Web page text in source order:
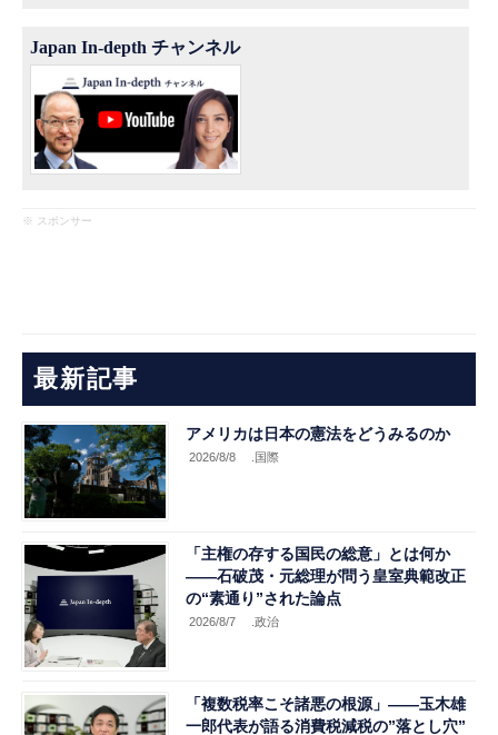
Japan In-depth チャンネル
※ スポンサー
最新記事
アメリカは日本の憲法をどうみるのか
2026/8/8 .国際
「主権の存する国民の総意」とは何か
――石破茂・元総理が問う皇室典範改正
の“素通り”された論点
2026/8/7 .政治
「複数税率こそ諸悪の根源」――玉木雄
一郎代表が語る消費税減税の”落とし穴”